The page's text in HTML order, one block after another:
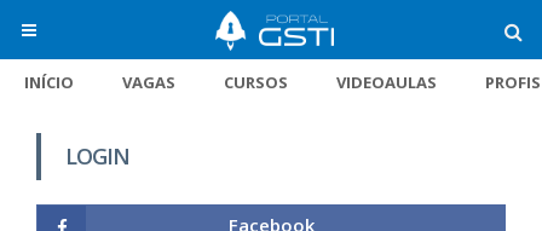
INÍCIO VAGAS CURSOS VIDEOAULAS
LOGIN
Facebook